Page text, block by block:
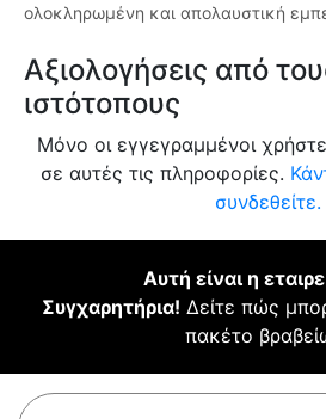
ολοκληρωμένη και απολαυστική
Αξιολογήσεις από
ιστότοπους
Μόνο οι εγγεγραμμένοι
σε αυτές τις πληροφορίες.
συνδεθείτε.
Αυτή είναι η
Συγχαρητήρια! Δείτε πώς
πακέτο